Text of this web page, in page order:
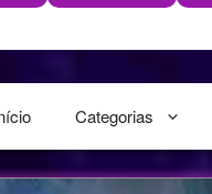
Categorias